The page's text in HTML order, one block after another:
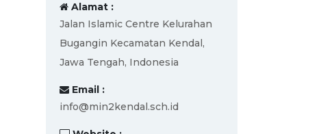
Alamat :
Jalan Islamic Centre Kelurahan
Bugangin Kecamatan Kendal,
Jawa Tengah, Indonesia
Email :
info@min2kendal.sch.id